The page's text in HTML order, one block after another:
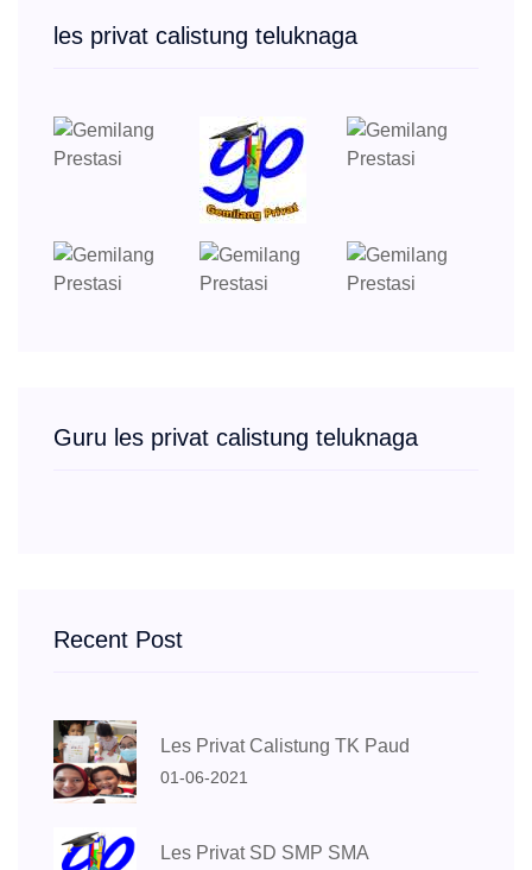
les privat calistung teluknaga
Guru les privat calistung teluknaga
Recent Post
Les Privat Calistung TK Paud
01-06-2021
Les Privat SD SMP SMA